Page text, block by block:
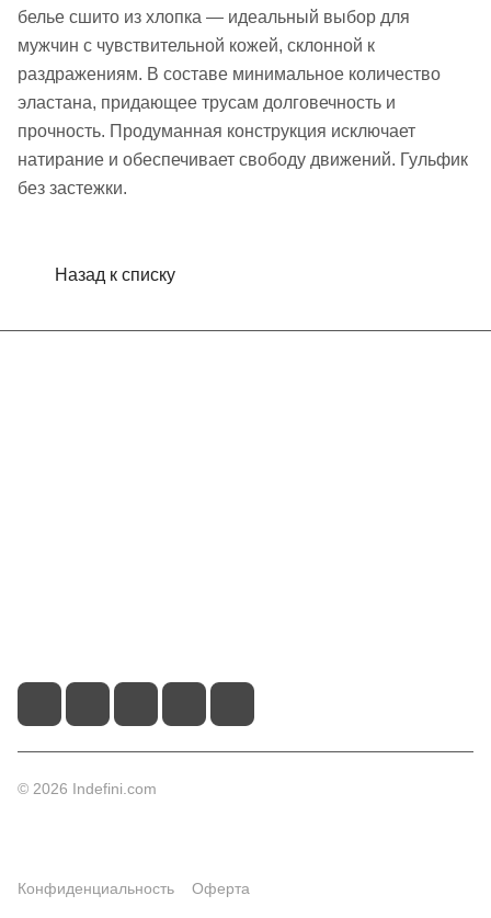
белье сшито из хлопка — идеальный выбор для
мужчин с чувствительной кожей, склонной к
раздражениям. В составе минимальное количество
эластана, придающее трусам долговечность и
прочность. Продуманная конструкция исключает
натирание и обеспечивает свободу движений. Гульфик
без застежки.
Назад к списку
© 2026 Indefini.com
Конфиденциальность Оферта